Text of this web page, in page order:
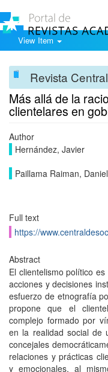
View Item
Revista
Más allá de la
clientelares en
Author
Hernández, Javier
Paillama Raiman, Daniel
Full text
https://
Abstract
El clientelismo político
acciones y decisiones
esfuerzo de etnografía
propone que el
complejo formado por
en la realidad social de
concejales
relaciones y prácticas
y emocionales, al